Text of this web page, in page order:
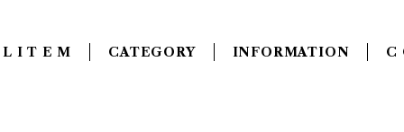
L I T E M CATEGORY INFORMATION C